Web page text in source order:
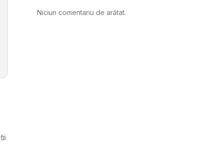
Niciun comentariu de arătat.